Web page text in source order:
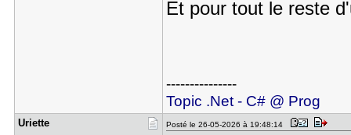
Et pour tout le reste
---------------
Topic .Net - C# @ Prog
Uriette Posté le 26-05-2026 à 19:48:14